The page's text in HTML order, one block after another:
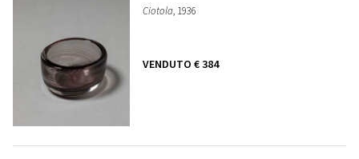
Ciotola, 1936
VENDUTO € 384